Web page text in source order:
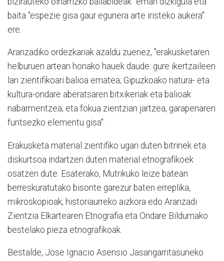
baita "espezie gisa gaur egunera arte iristeko aukera"
ere.
Aranzadiko ordezkariak azaldu zuenez, "erakusketaren
helburuen artean honako hauek daude: gure ikertzaileen
lan zientifikoari balioa ematea; Gipuzkoako natura- eta
kultura-ondare aberatsaren bitxikeriak eta balioak
nabarmentzea; eta fokua zientzian jartzea, garapenaren
funtsezko elementu gisa".
Erakusketa material zientifiko ugari duten bitrinek eta
diskurtsoa indartzen duten material etnografikoek
osatzen dute. Esaterako, Mutrikuko leize batean
berreskuratutako bisonte garezur baten erreplika,
mikroskopioak, historiaurreko aizkora edo Aranzadi
Zientzia Elkartearen Etnografia eta Ondare Bildumako
bestelako pieza etnografikoak.
Bestalde, Jose Ignacio Asensio Jasangarritasuneko